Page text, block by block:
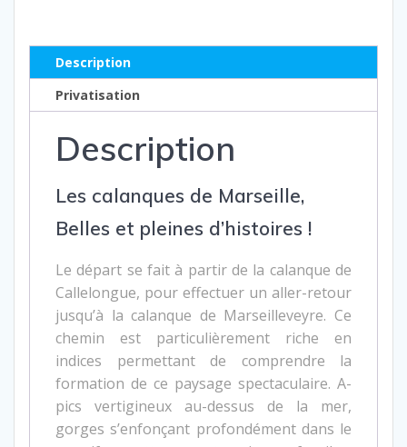
Description
Privatisation
Description
Les calanques de Marseille,
Belles et pleines d’histoires !
Le départ se fait à partir de la calanque de
Callelongue, pour effectuer un aller-retour
jusqu’à la calanque de Marseilleveyre. Ce
chemin est particulièrement riche en
indices permettant de comprendre la
formation de ce paysage spectaculaire. A-
pics vertigineux au-dessus de la mer,
gorges s’enfonçant profondément dans le